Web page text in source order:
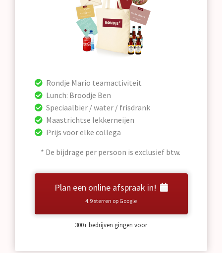
Rondje Mario teamactiviteit
Lunch: Broodje Ben
Speciaalbier / water / frisdrank
Maastrichtse lekkerneijen
Prijs voor elke collega
* De bijdrage per persoon is exclusief btw.
Plan een online afspraak in!
4.9 sterren op Google
300+ bedrijven gingen voor